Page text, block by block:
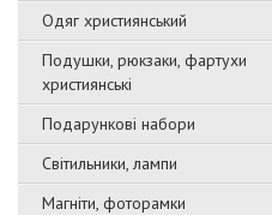
Одяг християнський
Подушки, рюкзаки, фартухи
християнські
Подарункові набори
Світильники, лампи
Магніти, фоторамки